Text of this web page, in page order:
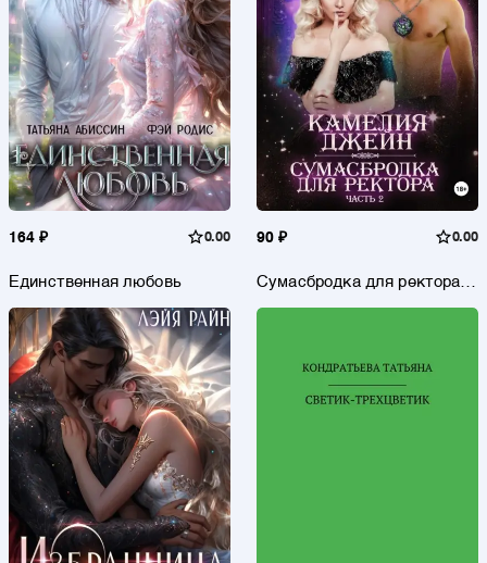
164 ₽ 0.00
Единственная любовь
90 ₽ 0.00
Сумасбродка для ректора.